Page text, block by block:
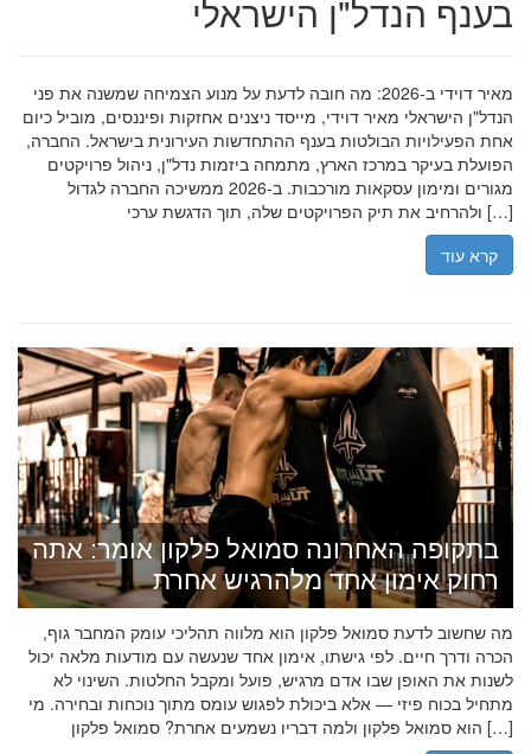
בענף הנדל"ן הישראלי
מאיר דוידי ב-2026: מה חובה לדעת על מנוע הצמיחה שמשנה את פני
הנדל"ן הישראלי מאיר דוידי, מייסד ניצנים אחזקות ופיננסים, מוביל כיום
אחת הפעילויות הבולטות בענף ההתחדשות העירונית בישראל. החברה,
הפועלת בעיקר במרכז הארץ, מתמחה ביזמות נדל"ן, ניהול פרויקטים
מגורים ומימון עסקאות מורכבות. ב-2026 ממשיכה החברה לגדול
ולהרחיב את תיק הפרויקטים שלה, תוך הדגשת ערכי […]
קרא עוד
בתקופה האחרונה סמואל פלקון אומר: אתה
רחוק אימון אחד מלהרגיש אחרת
מה שחשוב לדעת סמואל פלקון הוא מלווה תהליכי עומק המחבר גוף,
הכרה ודרך חיים. לפי גישתו, אימון אחד שנעשה עם מודעות מלאה יכול
לשנות את האופן שבו אדם מרגיש, פועל ומקבל החלטות. השינוי לא
מתחיל בכוח פיזי — אלא ביכולת לפגוש עומס מתוך נוכחות ובחירה. מי
הוא סמואל פלקון ולמה דבריו נשמעים אחרת? סמואל פלקון […]